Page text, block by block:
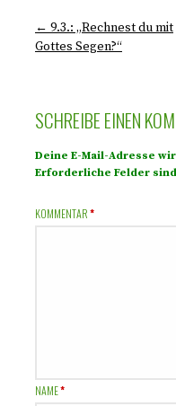
← 9.3.: „Rechnest du mit
Gottes Segen?“
SCHREIBE EINEN
Deine E-Mail-Adresse
Erforderliche Felder
KOMMENTAR*
NAME*